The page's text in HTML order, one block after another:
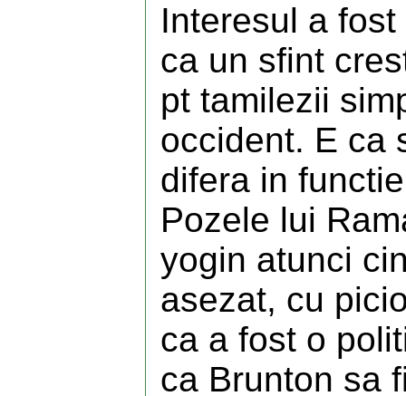
Interesul a
ca un sfint
pt tamilezii
occident. E ca
difera in
Pozele lui
yogin atunci
asezat, cu
ca a fost o
ca Brunton sa